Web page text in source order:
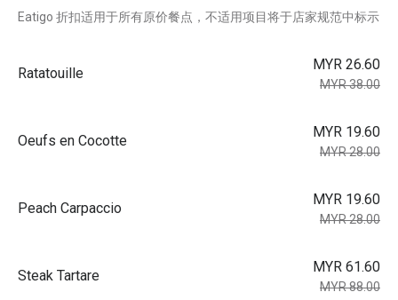
Eatigo 折扣适用于所有原价餐点，不适用项目将于店家规范中标示
Ratatouille
MYR 26.60
MYR 38.00
Oeufs en Cocotte
MYR 19.60
MYR 28.00
Peach Carpaccio
MYR 19.60
MYR 28.00
Steak Tartare
MYR 61.60
MYR 88.00